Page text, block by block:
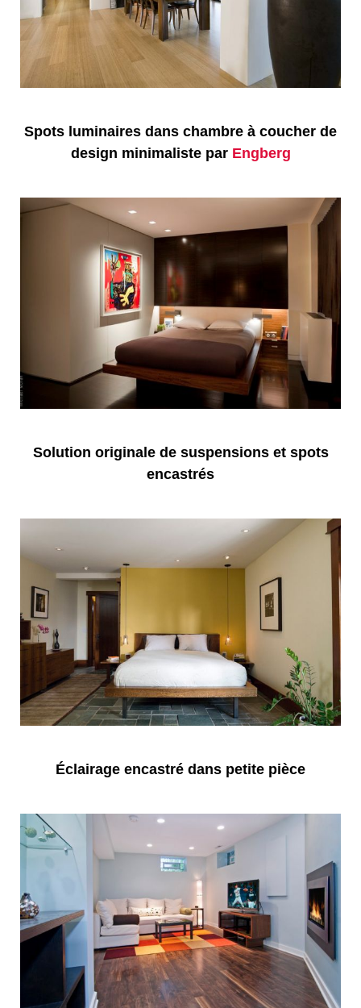
Spots luminaires dans chambre à coucher de
design minimaliste par Engberg
Solution originale de suspensions et spots
encastrés
Éclairage encastré dans petite pièce